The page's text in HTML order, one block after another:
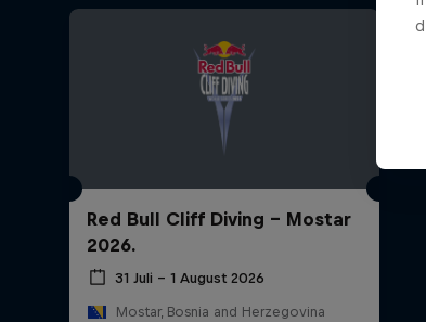
Red Bull Cliff Diving - Mostar
2026.
31 Juli – 1 August 2026
Mostar, Bosnia and Herzegovina